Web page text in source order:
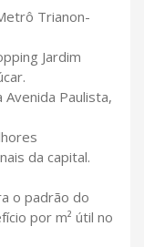
Trianon-
Jardim
Avenida Paulista,
da capital.
o padrão do
por m² útil no